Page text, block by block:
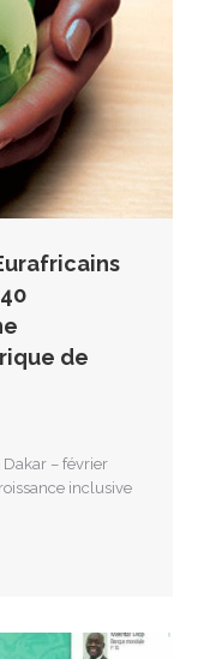
de
Dakar – février
inclusive